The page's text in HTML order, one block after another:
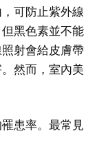
可防止紫外線
黑色素並不能
射會給皮膚帶
然而，室內美
患率。最常見